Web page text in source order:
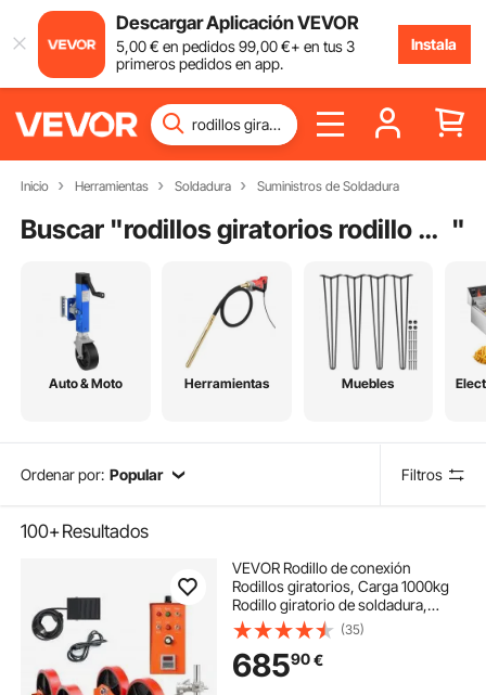
Descargar Aplicación VEVOR
5,00€ en pedidos99,00€+ en tus 3
primeros pedidos en app.
Instala
Inicio Herramientas Soldadura Suministros de Soldadura
Buscar " rodillos giratorios rodillo de conexión "
Auto & Moto Herramientas Muebles
Ordenar por: Popular Filtros
100+Resultados
VEVOR Rodillo de conexión
Rodillos giratorios, Carga 1000kg
Rodillo giratorio de soldadura,
Diámetro de placa 315 mm
Posicionador de soldadura giratorio
80-1600 mm/min Soporte de
antorcha de soldadura
(35)
68590€